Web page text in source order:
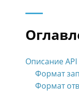
Описание API
Формат
Формат